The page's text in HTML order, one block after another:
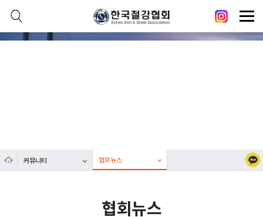
닫기
커뮤니티 협회뉴스
협회뉴스